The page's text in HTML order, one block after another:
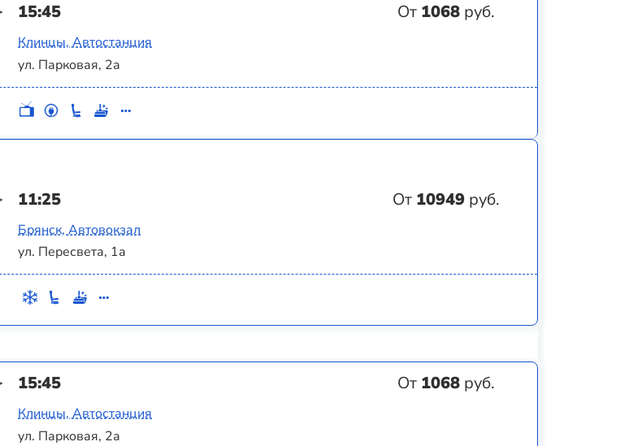
15:45 От 1068 руб.
Клинцы, Автостанция
ул. Парковая, 2а
11:25 От 10949 руб.
Брянск, Автовокзал
ул. Пересвета, 1а
15:45 От 1068 руб.
Клинцы, Автостанция
ул. Парковая, 2а